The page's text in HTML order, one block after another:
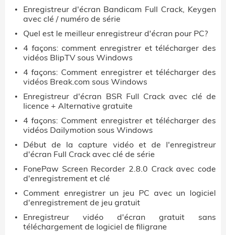
Enregistreur d'écran Bandicam Full Crack, Keygen
avec clé / numéro de série
Quel est le meilleur enregistreur d'écran pour PC?
4 façons: comment enregistrer et télécharger des
vidéos BlipTV sous Windows
4 façons: Comment enregistrer et télécharger des
vidéos Break.com sous Windows
Enregistreur d'écran BSR Full Crack avec clé de
licence + Alternative gratuite
4 façons: Comment enregistrer et télécharger des
vidéos Dailymotion sous Windows
Début de la capture vidéo et de l'enregistreur
d'écran Full Crack avec clé de série
FonePaw Screen Recorder 2.8.0 Crack avec code
d'enregistrement et clé
Comment enregistrer un jeu PC avec un logiciel
d'enregistrement de jeu gratuit
Enregistreur vidéo d'écran gratuit sans
téléchargement de logiciel de filigrane